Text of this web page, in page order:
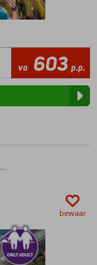
va 603 p.p.
bewaar